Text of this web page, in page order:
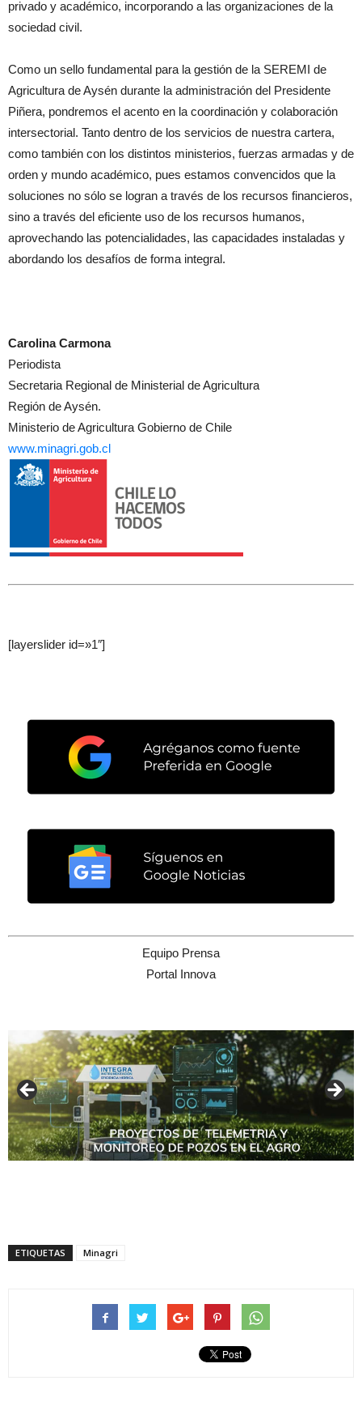
privado y académico, incorporando a las organizaciones de la
sociedad civil.
Como un sello fundamental para la gestión de la SEREMI de
Agricultura de Aysén durante la administración del Presidente
Piñera, pondremos el acento en la coordinación y colaboración
intersectorial. Tanto dentro de los servicios de nuestra cartera,
como también con los distintos ministerios, fuerzas armadas y de
orden y mundo académico, pues estamos convencidos que la
soluciones no sólo se logran a través de los recursos financieros,
sino a través del eficiente uso de los recursos humanos,
aprovechando las potencialidades, las capacidades instaladas y
abordando los desafíos de forma integral.
Carolina Carmona
Periodista
Secretaria Regional de Ministerial de Agricultura
Región de Aysén.
Ministerio de Agricultura Gobierno de Chile
www.minagri.gob.cl
[layerslider id=»1″]
Equipo Prensa
Portal Innova
ETIQUETAS Minagri